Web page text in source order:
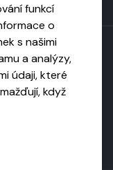
NC-ND
funkcí
o
s našimi
a analýzy,
údaji, které
když